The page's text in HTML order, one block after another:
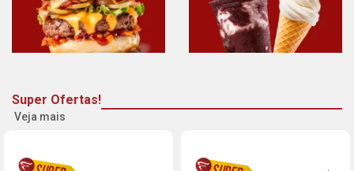
Super Ofertas!
Veja mais